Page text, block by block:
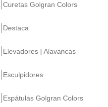
Curetas Golgran Colors
Destaca
Elevadores | Alavancas
Esculpidores
Espátulas Golgran Colors